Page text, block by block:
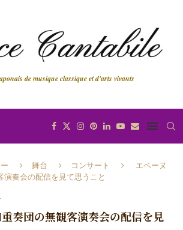
de musique classique et d'arts vivants
舞台 コンサート
エベーヌ
奏会の配信を見て思うこと
奏団の無観客演奏会の配信を見